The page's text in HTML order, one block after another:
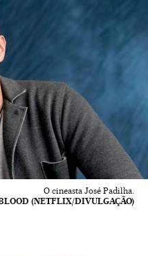
O cineasta José Padilha.
(NETFLIX/DIVULGAÇÃO)